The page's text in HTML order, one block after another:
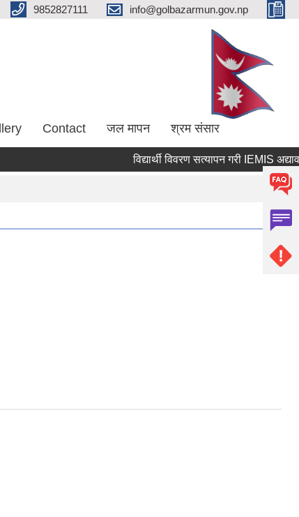
9852827111 info@golbazarmun.gov.np
Contact जल मापन श्रम संसार
विद्यार्थी विवरण सत्यापन गरी IEMIS अद्यावधिक